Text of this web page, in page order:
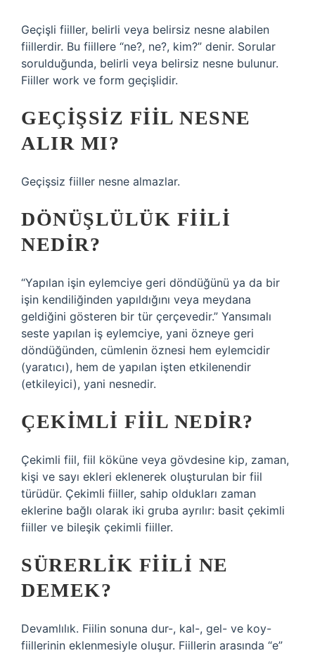
Geçişli fiiller, belirli veya belirsiz nesne alabilen
fiillerdir. Bu fiillere “ne?, ne?, kim?” denir. Sorular
sorulduğunda, belirli veya belirsiz nesne bulunur.
Fiiller work ve form geçişlidir.
GEÇIŞSIZ FIIL NESNE
ALIR MI?
Geçişsiz fiiller nesne almazlar.
DÖNÜŞLÜLÜK FIILI
NEDIR?
“Yapılan işin eylemciye geri döndüğünü ya da bir
işin kendiliğinden yapıldığını veya meydana
geldiğini gösteren bir tür çerçevedir.” Yansımalı
seste yapılan iş eylemciye, yani özneye geri
döndüğünden, cümlenin öznesi hem eylemcidir
(yaratıcı), hem de yapılan işten etkilenendir
(etkileyici), yani nesnedir.
ÇEKIMLI FIIL NEDIR?
Çekimli fiil, fiil köküne veya gövdesine kip, zaman,
kişi ve sayı ekleri eklenerek oluşturulan bir fiil
türüdür. Çekimli fiiller, sahip oldukları zaman
eklerine bağlı olarak iki gruba ayrılır: basit çekimli
fiiller ve bileşik çekimli fiiller.
SÜRERLIK FIILI NE
DEMEK?
Devamlılık. Fiilin sonuna dur-, kal-, gel- ve koy-
fiillerinin eklenmesiyle oluşur. Fiillerin arasında “e”